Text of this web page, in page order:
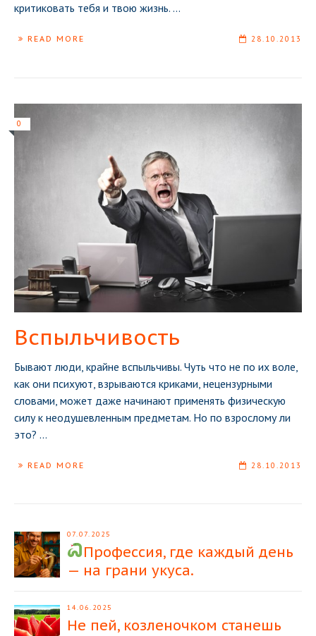
критиковать тебя и твою жизнь. ...
READ MORE 28.10.2013
0
Вспыльчивость
Бывают люди, крайне вспыльчивы. Чуть что не по их воле,
как они психуют, взрываются криками, нецензурными
словами, может даже начинают применять физическую
силу к неодушевленным предметам. Но по взрослому ли
это? ...
READ MORE 28.10.2013
07.07.2025
Профессия, где каждый день
— на грани укуса.
14.06.2025
Не пей, козленочком станешь